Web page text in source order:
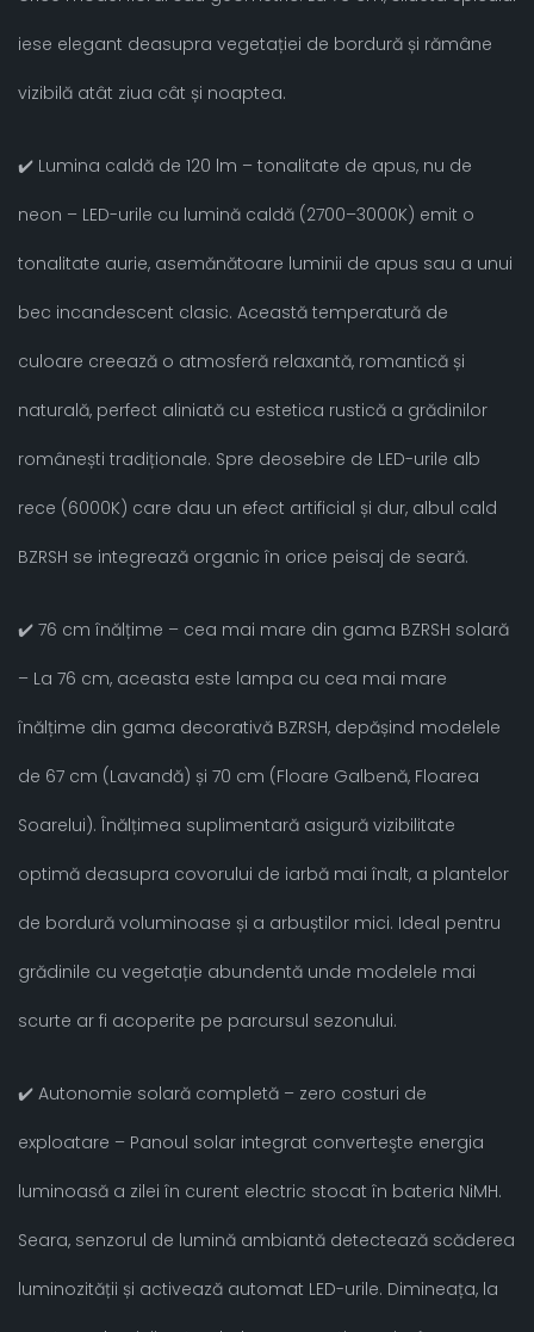
iese elegant deasupra vegetației de bordură și rămâne
vizibilă atât ziua cât și noaptea.
✔️ Lumina caldă de 120 lm – tonalitate de apus, nu de
neon – LED-urile cu lumină caldă (2700–3000K) emit o
tonalitate aurie, asemănătoare luminii de apus sau a unui
bec incandescent clasic. Această temperatură de
culoare creează o atmosferă relaxantă, romantică și
naturală, perfect aliniată cu estetica rustică a grădinilor
românești tradiționale. Spre deosebire de LED-urile alb
rece (6000K) care dau un efect artificial și dur, albul cald
BZRSH se integrează organic în orice peisaj de seară.
✔️ 76 cm înălțime – cea mai mare din gama BZRSH solară
– La 76 cm, aceasta este lampa cu cea mai mare
înălțime din gama decorativă BZRSH, depășind modelele
de 67 cm (Lavandă) și 70 cm (Floare Galbenă, Floarea
Soarelui). Înălțimea suplimentară asigură vizibilitate
optimă deasupra covorului de iarbă mai înalt, a plantelor
de bordură voluminoase și a arbuștilor mici. Ideal pentru
grădinile cu vegetație abundentă unde modelele mai
scurte ar fi acoperite pe parcursul sezonului.
✔️ Autonomie solară completă – zero costuri de
exploatare – Panoul solar integrat converteşte energia
luminoasă a zilei în curent electric stocat în bateria NiMH.
Seara, senzorul de lumină ambiantă detectează scăderea
luminozității și activează automat LED-urile. Dimineața, la